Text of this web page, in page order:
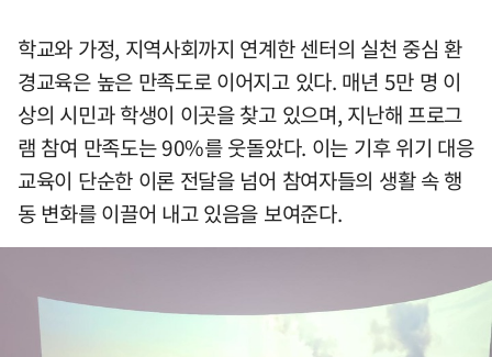
학교와 가정, 지역사회까지 연계한 센터의 실천 중심 환
경교육은 높은 만족도로 이어지고 있다. 매년 5만 명 이
상의 시민과 학생이 이곳을 찾고 있으며, 지난해 프로그
램 참여 만족도는 90%를 웃돌았다. 이는 기후 위기 대응
교육이 단순한 이론 전달을 넘어 참여자들의 생활 속 행
동 변화를 이끌어 내고 있음을 보여준다.